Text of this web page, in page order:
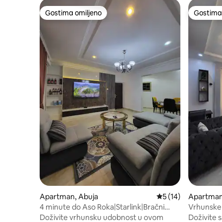
Gostima omiljeno
Gostima omiljeno
Apartman, Abuja Prosečna ocena 5
5 (14)
4 minute do Aso Roka|Starlink|Bračni
krevet|Profesionalni kuvar|24-7Power
Doživite vrhunsku udobnost u ovom
Doživite